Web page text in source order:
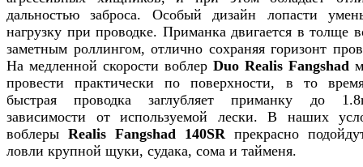
дальностью заброса. Особый дизайн лопасти
нагрузку при проводке. Приманка двигается в толще
заметным роллингом, отлично сохраняя горизонт
На медленной скорости воблер Duo Realis Fangshad
провести практически по поверхности, в то
быстрая проводка заглубляет приманку до
зависимости от используемой лески. В наших
воблеры Realis Fangshad 140SR прекрасно
ловли крупной щуки, судака, сома и тайменя.